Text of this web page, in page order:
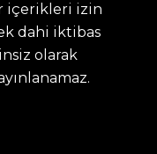
içerikleri izin
dahi iktibas
olarak